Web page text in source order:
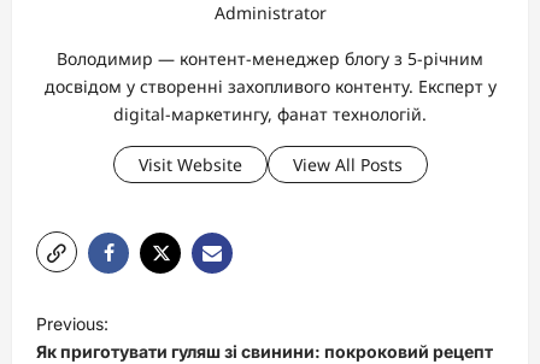
Administrator
Володимир — контент-менеджер блогу з 5-річним
досвідом у створенні захопливого контенту. Експерт у
digital-маркетингу, фанат технологій.
Visit Website View All Posts
P
o
Previous:
Як приготувати гуляш зі свинини: покроковий рецепт